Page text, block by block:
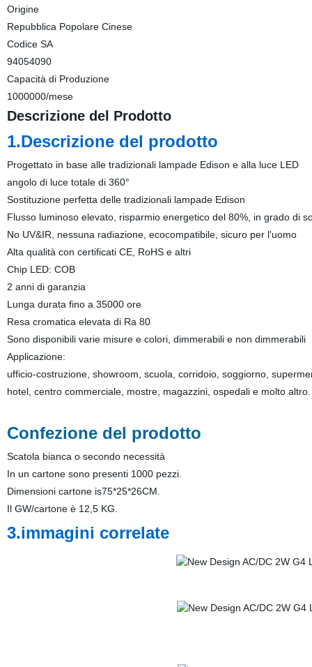
Origine
Repubblica Popolare Cinese
Codice SA
94054090
Capacità di Produzione
1000000/mese
Descrizione del Prodotto
1.Descrizione del prodotto
Progettato in base alle tradizionali lampade Edison e alla luce LED
angolo di luce totale di 360°
Sostituzione perfetta delle tradizionali lampade Edison
Flusso luminoso elevato, risparmio energetico del 80%, in grado di
No UV&IR, nessuna radiazione, ecocompatibile, sicuro per l'uomo
Alta qualità con certificati CE, RoHS e altri
Chip LED: COB
2 anni di garanzia
Lunga durata fino a 35000 ore
Resa cromatica elevata di Ra 80
Sono disponibili varie misure e colori, dimmerabili e non dimmerabili
Applicazione:
ufficio-costruzione, showroom, scuola, corridoio, soggiorno,
hotel, centro commerciale, mostre, magazzini, ospedali e molto altro.
Confezione del prodotto
Scatola bianca o secondo necessità
In un cartone sono presenti 1000 pezzi.
Dimensioni cartone is75*25*26CM.
Il GW/cartone è 12,5 KG.
3.immagini correlate